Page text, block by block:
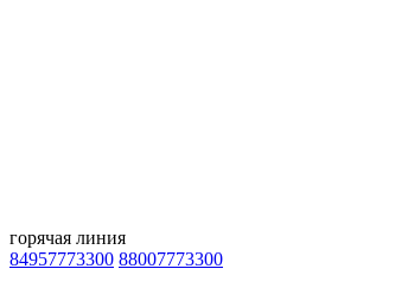
горячая линия
84957773300 88007773300